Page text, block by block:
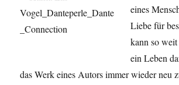
eines
Liebe für
kann so weit
ein Leben
das Werk eines Autors immer wieder neu